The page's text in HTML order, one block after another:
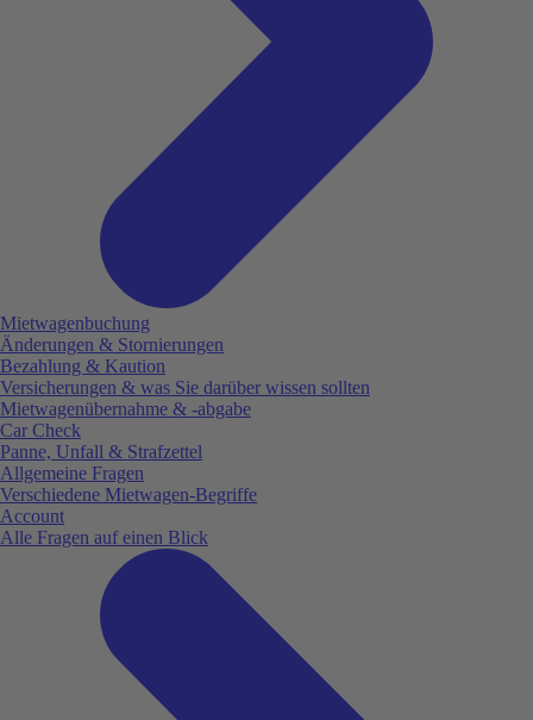
Mietwagenbuchung
Änderungen & Stornierungen
Bezahlung & Kaution
Versicherungen & was Sie darüber wissen sollten
Mietwagenübernahme & -abgabe
Car Check
Panne, Unfall & Strafzettel
Allgemeine Fragen
Verschiedene Mietwagen-Begriffe
Account
Alle Fragen auf einen Blick